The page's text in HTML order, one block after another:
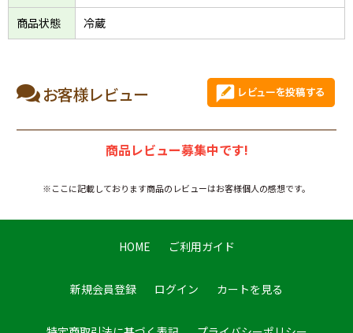
商品状態
冷蔵
お客様レビュー
商品レビュー募集中です!
※ここに記載しております商品のレビューはお客様個人の感想です。
HOME ご利用ガイド
新規会員登録 ログイン カートを見る